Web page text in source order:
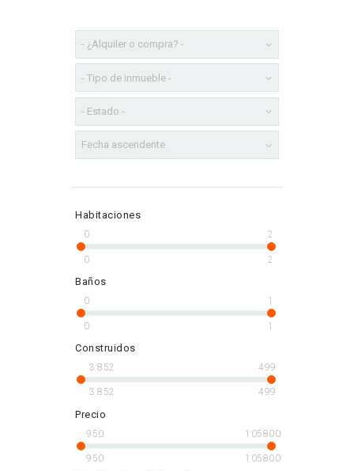
Habitaciones
0 2
0 2
Baños
0 1
0 1
Construidos
3.852 499
3.852 499
Precio
950 105800
950 105800